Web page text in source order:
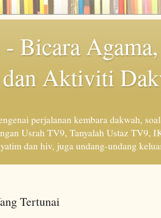
Bicara
Aktiviti
perjalanan kembara dakwah,
Usrah TV9, Tanyalah Ustaz
dan hiv, juga undang-undang
Tertunai